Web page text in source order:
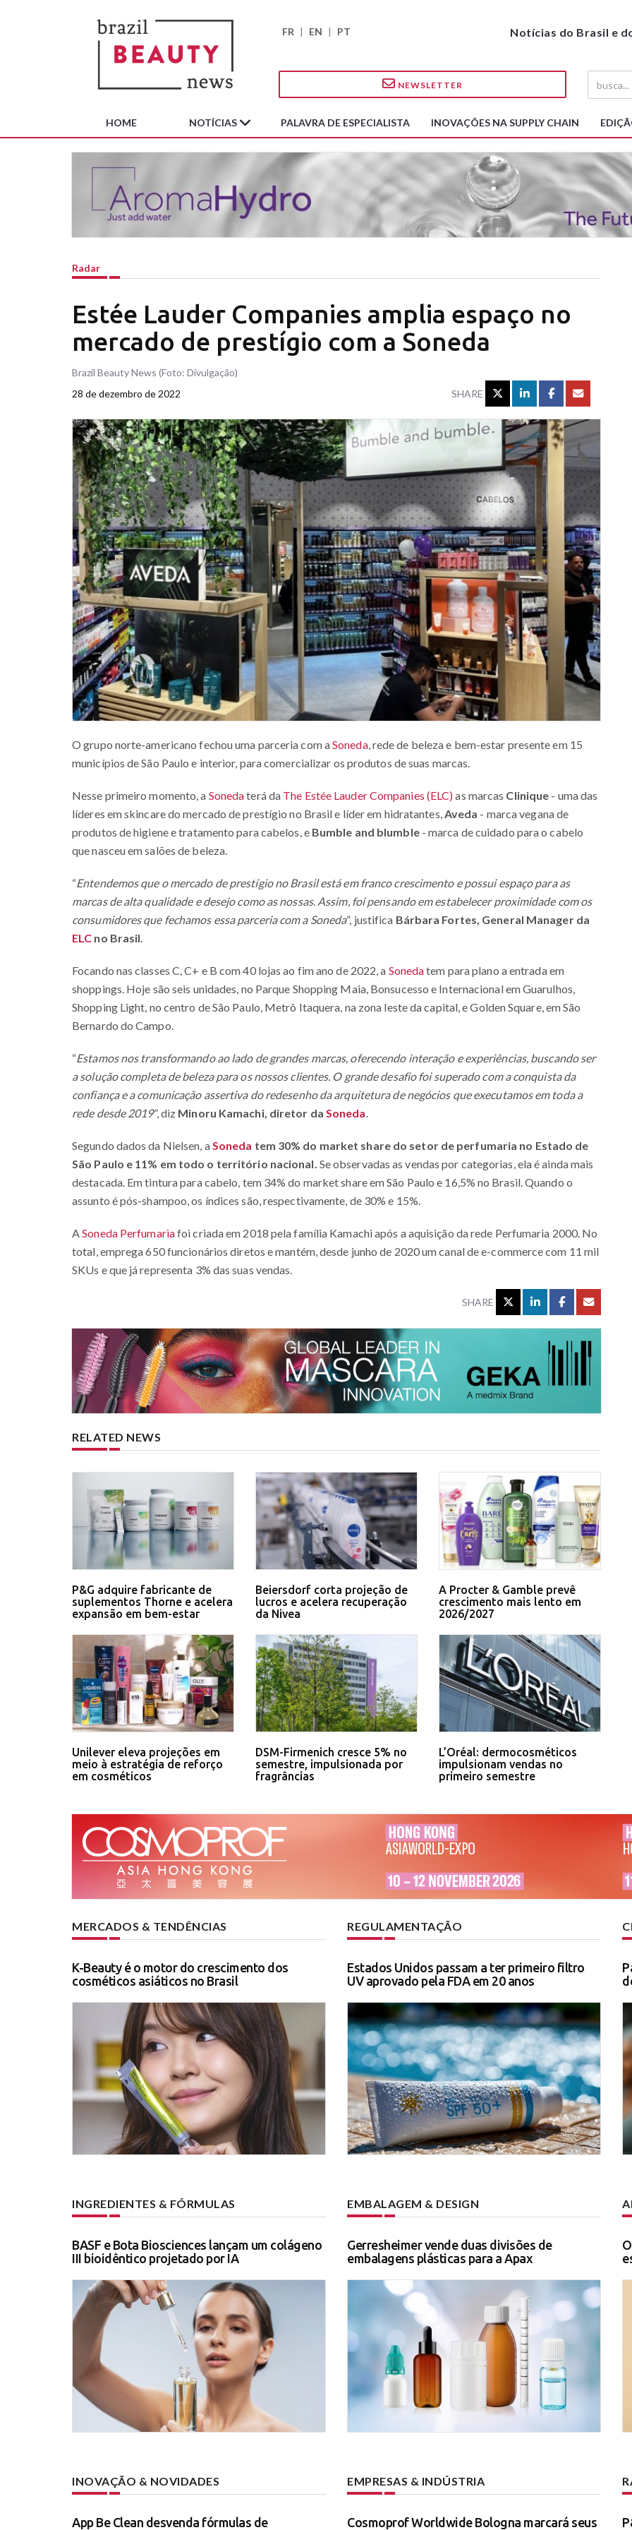
FR | EN | PT Notícias do Brasil e
NEWSLETTER
HOME NOTÍCIAS PALAVRA DE ESPECIALISTA INOVAÇÕES NA SUPPLY CHAIN
Radar
Estée Lauder Companies amplia espaço no
mercado de prestígio com a Soneda
Brazil Beauty News (Foto: Divulgação)
28 de dezembro de 2022
SHARE
O grupo norte-americano fechou uma parceria com aSoneda, rede de beleza e bem-estar presente em 15
municípios de São Paulo e interior, para comercializar os produtos de suas marcas.
Nesse primeiro momento, a Sonedaterá da The Estée Lauder Companies (ELC)as marcas Clinique - uma das
líderes em skincare do mercado de prestígio no Brasil e líder em hidratantes,Aveda - marca vegana de
produtos de higiene e tratamento para cabelos, e Bumble and blumble- marca de cuidado para o cabelo
que nasceu em salões de beleza.
“Entendemos que o mercado de prestígio no Brasil está em franco crescimento e possui espaço para as
marcas de alta qualidade e desejo como as nossas. Assim, foi pensando em estabelecer proximidade com os
consumidores que fechamos essa parceria com a Soneda”, justifica Bárbara Fortes, General Manager da
ELC no Brasil.
Focando nas classes C, C+ e B com 40 lojas ao fim ano de 2022, a Sonedatem para plano a entrada em
shoppings. Hoje são seis unidades, no Parque Shopping Maia, Bonsucesso e Internacional em Guarulhos,
Shopping Light, no centro de São Paulo, Metrô Itaquera, na zona leste da capital, e Golden Square, em São
Bernardo do Campo.
“Estamos nos transformando ao lado de grandes marcas, oferecendo interação e experiências, buscando ser
a solução completa de beleza para os nossos clientes. O grande desafio foi superado com a conquista da
confiança e a comunicação assertiva do redesenho da arquitetura de negócios que executamos em toda a
rede desde 2019”, diz Minoru Kamachi, diretor da Soneda.
Segundo dados da Nielsen, aSoneda tem 30% do market share do setor de perfumaria no Estado de
São Paulo e 11% em todo o território nacional. Se observadas as vendas por categorias, ela é ainda mais
destacada. Em tintura para cabelo, tem 34% do market share em São Paulo e 16,5% no Brasil. Quando o
assunto é pós-shampoo, os índices são, respectivamente, de 30% e 15%.
ASoneda Perfumariafoi criada em 2018 pela família Kamachi após a aquisição da rede Perfumaria 2000. No
total, emprega 650 funcionários diretos e mantém, desde junho de 2020 um canal de e-commerce com 11 mil
SKUs e que já representa 3% das suas vendas.
SHARE
RELATED NEWS
P&G adquire fabricante de
suplementos Thorne e acelera
expansão em bem-estar
Beiersdorf corta projeção de
lucros e acelera recuperação
da Nivea
A Procter & Gamble prevê
crescimento mais lento em
2026/2027
Unilever eleva projeções em
meio à estratégia de reforço
em cosméticos
DSM-Firmenich cresce 5% no
semestre, impulsionada por
fragrâncias
L’Oréal: dermocosméticos
impulsionam vendas no
primeiro semestre
MERCADOS & TENDÊNCIAS
K-Beauty é o motor do crescimento dos
cosméticos asiáticos no Brasil
REGULAMENTAÇÃO
Estados Unidos passam a ter primeiro filtro
UV aprovado pela FDA em 20 anos
INGREDIENTES & FÓRMULAS
BASF e Bota Biosciences lançam um colágeno
III bioidêntico projetado por IA
EMBALAGEM & DESIGN
Gerresheimer vende duas divisões de
embalagens plásticas para a Apax
INOVAÇÃO & NOVIDADES
App Be Clean desvenda fórmulas de
EMPRESAS & INDÚSTRIA
Cosmoprof Worldwide Bologna marcará seus